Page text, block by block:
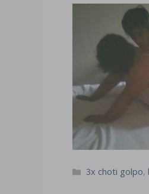
Categories
3x choti golpo,